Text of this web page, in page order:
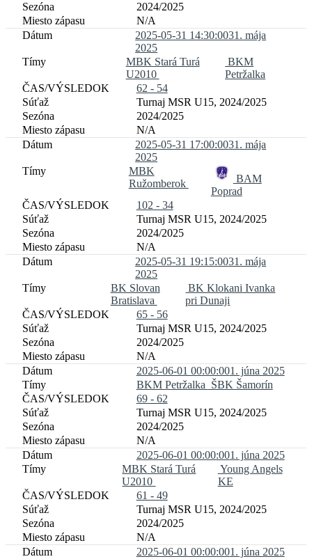
2024/2025
N/A
2025-05-31 14:30:0031. mája
2025
MBK Stará Turá
U2010
BKM
Petržalka
62 - 54
Turnaj MSR U15, 2024/2025
2024/2025
N/A
2025-05-31 17:00:0031. mája
2025
MBK
Ružomberok
BAM
Poprad
102 - 34
Turnaj MSR U15, 2024/2025
2024/2025
N/A
2025-05-31 19:15:0031. mája
2025
BK Slovan
Bratislava
BK Klokani Ivanka
pri Dunaji
65 - 56
Turnaj MSR U15, 2024/2025
2024/2025
N/A
2025-06-01 00:00:001. júna 2025
BKM Petržalka ŠBK Šamorín
69 - 62
Turnaj MSR U15, 2024/2025
2024/2025
N/A
2025-06-01 00:00:001. júna 2025
MBK Stará Turá
U2010
Young Angels
KE
61 - 49
Turnaj MSR U15, 2024/2025
2024/2025
N/A
2025-06-01 00:00:001. júna 2025